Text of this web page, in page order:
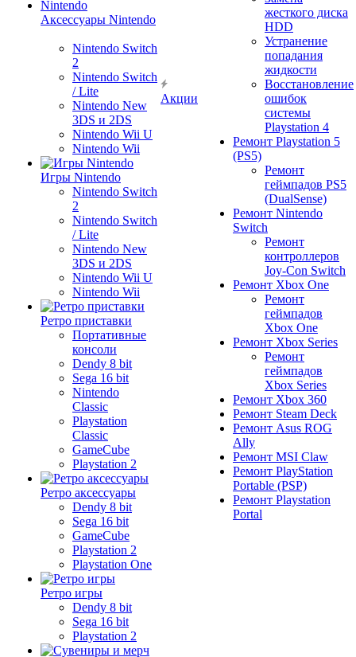
Аксессуары Nintendo
Nintendo Switch
2
Nintendo Switch
/ Lite
Nintendo New
3DS и 2DS
Nintendo Wii U
Nintendo Wii
Игры Nintendo
Nintendo Switch
2
Nintendo Switch
/ Lite
Nintendo New
3DS и 2DS
Nintendo Wii U
Nintendo Wii
Ретро приставки
Портативные
консоли
Dendy 8 bit
Sega 16 bit
Nintendo
Classic
Playstation
Classic
GameCube
Playstation 2
Ретро аксессуары
Dendy 8 bit
Sega 16 bit
GameCube
Playstation 2
Playstation One
Ретро игры
Dendy 8 bit
Sega 16 bit
Playstation 2
Акции
жесткого диска
HDD
Устранение
попадания
жидкости
Восстановление
ошибок
системы
Playstation 4
Ремонт Playstation 5
(PS5)
Ремонт
геймпадов PS5
(DualSense)
Ремонт Nintendo
Switch
Ремонт
контроллеров
Joy-Con Switch
Ремонт Xbox One
Ремонт
геймпадов
Xbox One
Ремонт Xbox Series
Ремонт
геймпадов
Xbox Series
Ремонт Xbox 360
Ремонт Steam Deck
Ремонт Asus ROG
Ally
Ремонт MSI Claw
Ремонт PlayStation
Portable (PSP)
Ремонт Playstation
Portal